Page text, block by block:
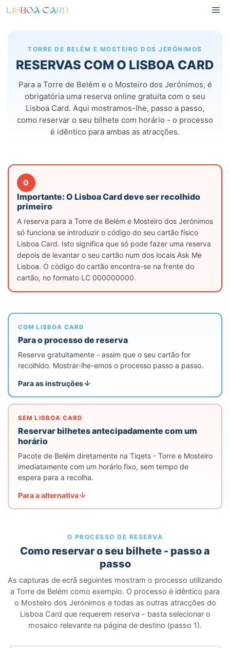
Saltar
conteúdoTORRE DE BELÉM E MOSTEIRO DOS JERÓNIMOS
RESERVAS COM O LISBOA CARD
Para a Torre de Belém e o Mosteiro dos Jerónimos, é
obrigatória uma reserva online gratuita com o seu
Lisboa Card. Aqui mostramos-lhe, passo a passo,
como reservar o seu bilhete com horário - o processo
é idêntico para ambas as atracções.
0
Importante: O Lisboa Card deve ser recolhido
primeiro
A reserva para a Torre de Belém e Mosteiro dos Jerónimos
só funciona se introduzir o código do seu cartão físico
Lisboa Card. Isto significa que só pode fazer uma reserva
depois de levantar o seu cartão num dos locais Ask Me
Lisboa. O código do cartão encontra-se na frente do
cartão, no formato LC 000000000.
COM LISBOA CARD
Para o processo de reserva
Reserve gratuitamente - assim que o seu cartão for
recolhido. Mostrar-lhe-emos o processo passo a passo.
Para as instruções
SEM LISBOA CARD
Reservar bilhetes antecipadamente com um
horário
Pacote de Belém diretamente na Tiqets - Torre e Mosteiro
imediatamente com um horário fixo, sem tempo de
espera para a recolha.
Para a alternativa
O PROCESSO DE RESERVA
Como reservar o seu bilhete - passo a
passo
As capturas de ecrã seguintes mostram o processo utilizando
a Torre de Belém como exemplo. O processo é idêntico para
o Mosteiro dos Jerónimos e todas as outras atracções do
Lisboa Card que requerem reserva - basta selecionar o
mosaico relevante na página de destino (passo 1).